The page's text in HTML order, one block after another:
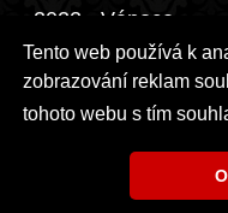
Tento web používá k
zobrazování reklam
tohoto webu s tím
2022 - Vánoce
2023 - Vánoce
Copyright © 1999 - 2026